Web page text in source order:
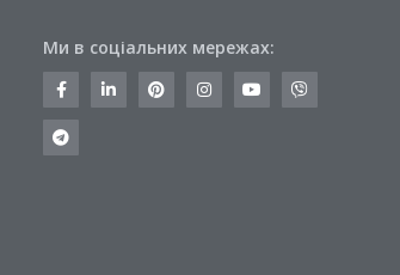
Ми в соціальних мережах: